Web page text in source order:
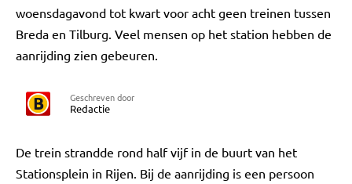
woensdagavond tot kwart voor acht geen treinen tussen
Breda en Tilburg. Veel mensen op het station hebben de
aanrijding zien gebeuren.
Geschreven door
Redactie
De trein strandde rond half vijf in de buurt van het
Stationsplein in Rijen. Bij de aanrijding is een persoon